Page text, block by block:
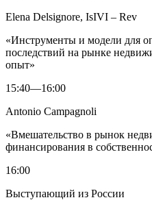
Elena Delsignore, IsIVI – Rev
«Инструменты и модели для
последствий на рынке
опыт»
15:40—16:00
Antonio Campagnoli
«Вмешательство в рынок
финансирования в
16:00
Выступающий из России